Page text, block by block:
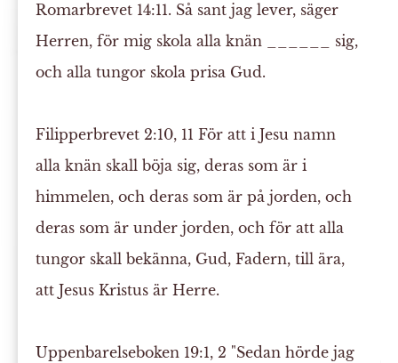
Romarbrevet 14:11. Så sant jag lever, säger
Herren, för mig skolaalla knän ______ sig,
och alla tungor skola prisa Gud.
Filipperbrevet 2:10, 11 För att i Jesu namn
alla knän skall böja sig, deras som är i
himmelen, och deras som är på jorden, och
deras som är under jorden, och för att alla
tungor skallbekänna, Gud, Fadern, till ära,
attJesus Kristus är Herre.
Uppenbarelseboken 19:1, 2 "Sedan hörde jag